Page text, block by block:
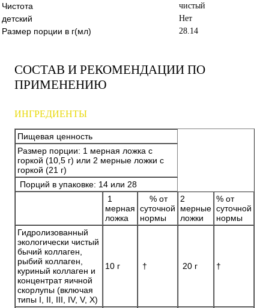
Чистота чистый
детский Нет
Размер порции в г(мл) 28.14
СОСТАВ И РЕКОМЕНДАЦИИ ПО
ПРИМЕНЕНИЮ
ИНГРЕДИЕНТЫ
Пищевая ценность
Размер порции: 1 мерная ложка с
горкой (10,5 г) или 2 мерные ложки с
горкой (21 г)
Порций в упаковке: 14 или 28
1
мерная
ложка
% от
суточной
нормы
2
мерные
ложки
% от
суточной
нормы
Гидролизованный
экологически чистый
бычий коллаген,
рыбий коллаген,
куриный коллаген и
концентрат яичной
скорлупы (включая
типы I, II, III, IV, V, X)
10 г † 20 г †